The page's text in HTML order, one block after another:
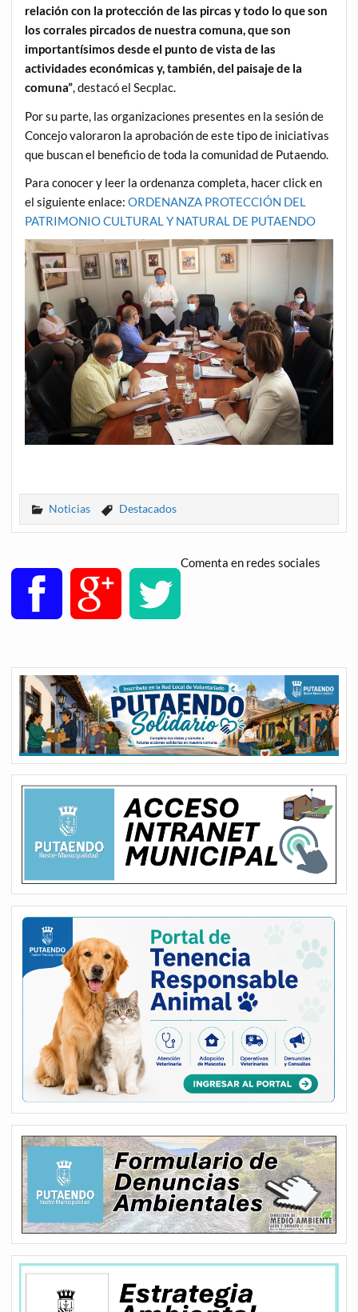
relación con la protección de las pircas y todo lo que son
los corrales pircados de nuestra comuna, que son
importantísimos desde el punto de vista de las
actividades económicas y, también, del paisaje de la
comuna”, destacó el Secplac.
Por su parte, las organizaciones presentes en la sesión de
Concejo valoraron la aprobación de este tipo de iniciativas
que buscan el beneficio de toda la comunidad de Putaendo.
Para conocer y leer la ordenanza completa, hacer click en
el siguiente enlace:ORDENANZA PROTECCIÓN DEL
PATRIMONIO CULTURAL Y NATURAL DE PUTAENDO
Noticias Destacados
Comenta en redes sociales